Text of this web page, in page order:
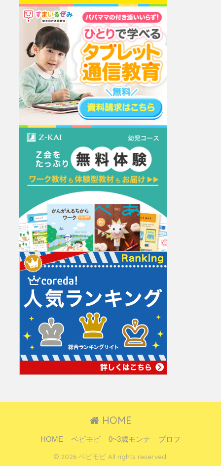
HOME
HOME ベビモビ 0~3歳モンテ プロフ
© 2026 ベビモビ All rights reserved.